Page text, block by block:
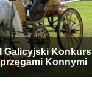
Galicyjski Konkurs
Konnymi